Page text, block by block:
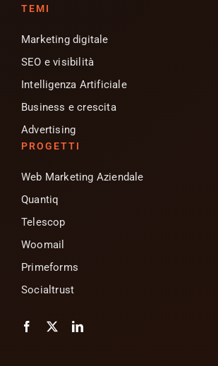
TEMI
Marketing digitale
SEO e visibilità
Intelligenza Artificiale
Business e crescita
Advertising
PROGETTI
Web Marketing Aziendale
Quantiq
Telescop
Woomail
Primeforms
Socialtrust